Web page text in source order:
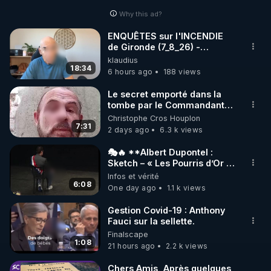
🌱 INSTAGRAM
https://www.instagram.com/rdlr_thierrycasasnovas/
http://rgnr.li/instagram
🌱 LA NEWSLETTER
Pour ne pas rater l’actualité RGNR (stages,
http://rgnr.li/news
🌱 VIDÉOS NON CENSURÉES SUR ODYSEE
Toutes les vidéos Youtube sont aussi sur la
http://rgnr.li/odysee
🌱 LES STAGES EN PRÉSENTIEL
Why this ad?
18:34
ENQUÊTES sur l'INCENDIE
de Gironde (7_8_26) -
Philippe WEBER
klaudius
6 hours ago
188 views
7:31
Le secret emporté dans la
tombe par le Commandant
Cousteau le 25 juin 1997
Christophe Cros Houplon
2 days ago
6.3 k views
6:08
🎭🔥 **Albert Dupontel :
Sketch – « Les Pourris d’Or »
🏆💰**
Infos et vérité
One day ago
1.1 k views
1:08
Gestion Covid-19 : Anthony
Fauci sur la sellette.
Finalscape
21 hours ago
2.2 k views
Chers Amis, Après quelques